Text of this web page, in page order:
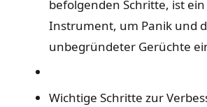
befolgenden Schritte, ist
Instrument, um Panik und
unbegründeter Gerüchte
Wichtige Schritte zur